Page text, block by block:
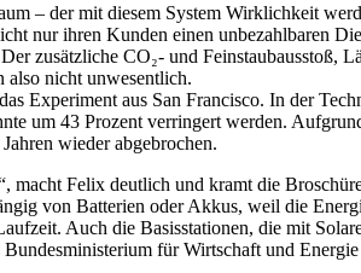
– der mit diesem System Wirklichkeit
nur ihren Kunden einen unbezahlbaren
zusätzliche CO₂- und Feinstaubausstoß,
also nicht unwesentlich.
Experiment aus San Francisco. In der
um 43 Prozent verringert werden.
wieder abgebrochen.
Felix deutlich und kramt die
von Batterien oder Akkus, weil die
Auch die Basisstationen, die mit
für Wirtschaft und